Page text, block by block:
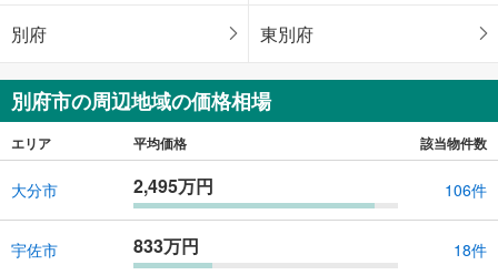
別府 東別府
別府市の周辺地域の価格相場
エリア 平均価格 該当物件数
大分市 2,495万円 106件
宇佐市 833万円 18件